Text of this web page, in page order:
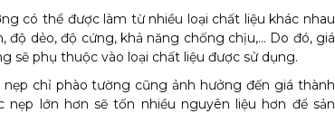
có thể được làm từ nhiều loại chất liệu khác nhau
độ dẻo, độ cứng, khả năng chống chịu,… Do đó, giá
sẽ phụ thuộc vào loại chất liệu được sử dụng.
chỉ phào tường cũng ảnh hưởng đến giá thành
nẹp lớn hơn sẽ tốn nhiều nguyên liệu hơn để sản